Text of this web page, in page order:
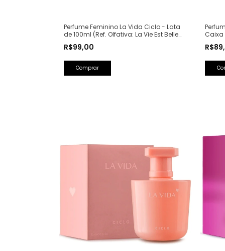
Perfume Feminino La Vida Ciclo - Lata
de 100ml (Ref. Olfativa: La Vie Est Belle
R$99,00
Caixa